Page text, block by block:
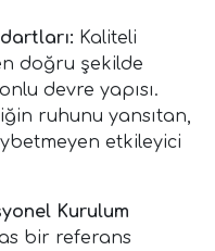
Kaliteli
doğru şekilde
devre yapısı.
ruhunu yansıtan,
etkileyici
Kurulum
bir referans